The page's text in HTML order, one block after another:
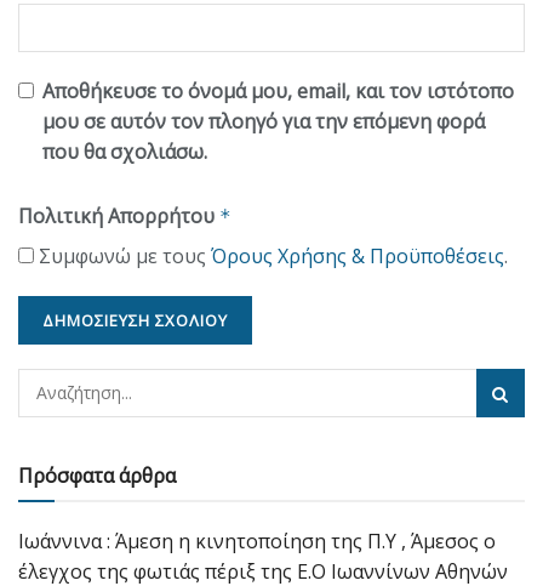
Αποθήκευσε το όνομά μου, email, και τον ιστότοπο
μου σε αυτόν τον πλοηγό για την επόμενη φορά
που θα σχολιάσω.
Πολιτική Απορρήτου *
Συμφωνώ με τους Όρους Χρήσης & Προϋποθέσεις.
Πρόσφατα άρθρα
Ιωάννινα : Άμεση η κινητοποίηση της Π.Υ , Άμεσος ο
έλεγχος της φωτιάς πέριξ της Ε.Ο Ιωαννίνων Αθηνών